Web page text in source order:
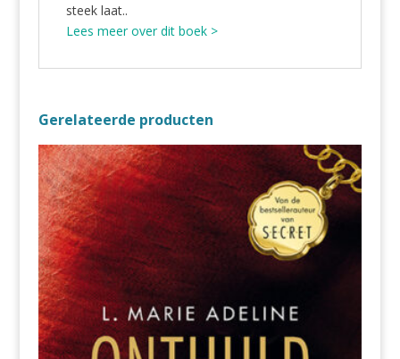
steek laat..
Lees meer over dit boek >
Gerelateerde producten